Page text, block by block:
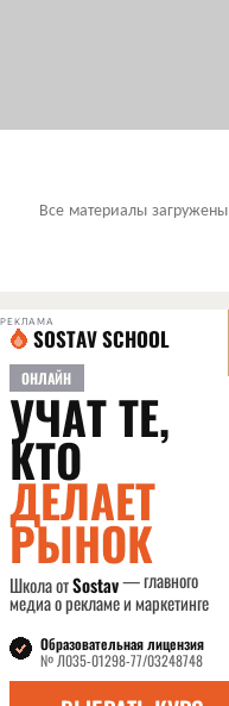
Все материалы загружены
РЕКЛАМА